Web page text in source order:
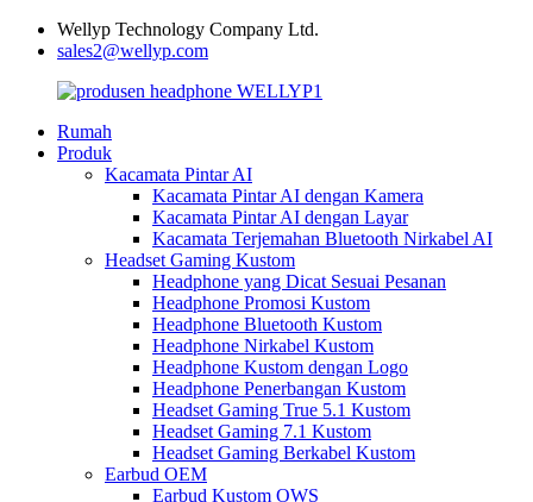
Wellyp Technology Company Ltd.
sales2@wellyp.com
Rumah
Produk
Kacamata Pintar AI
Kacamata Pintar AI dengan Kamera
Kacamata Pintar AI dengan Layar
Kacamata Terjemahan Bluetooth Nirkabel AI
Headset Gaming Kustom
Headphone yang Dicat Sesuai Pesanan
Headphone Promosi Kustom
Headphone Bluetooth Kustom
Headphone Nirkabel Kustom
Headphone Kustom dengan Logo
Headphone Penerbangan Kustom
Headset Gaming True 5.1 Kustom
Headset Gaming 7.1 Kustom
Headset Gaming Berkabel Kustom
Earbud OEM
Earbud Kustom OWS